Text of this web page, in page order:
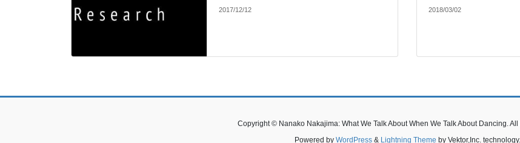
2017/12/12 2018/03/02
Copyright © Nanako Nakajima: What We Talk About When We Talk About Dancing.
Powered by WordPress& Lightning Theme by Vektor,Inc. technology.